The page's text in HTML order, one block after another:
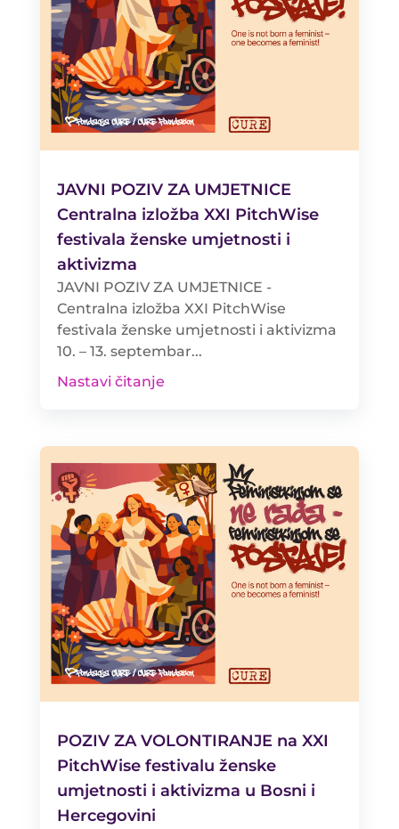
JAVNI POZIV ZA UMJETNICE
Centralna izložba XXI PitchWise
festivala ženske umjetnosti i
aktivizma
JAVNI POZIV ZA UMJETNICE -
Centralna izložba XXI PitchWise
festivala ženske umjetnosti i aktivizma
10. – 13. septembar...
Nastavi čitanje
POZIV ZA VOLONTIRANJE na XXI
PitchWise festivalu ženske
umjetnosti i aktivizma u Bosni i
Hercegovini